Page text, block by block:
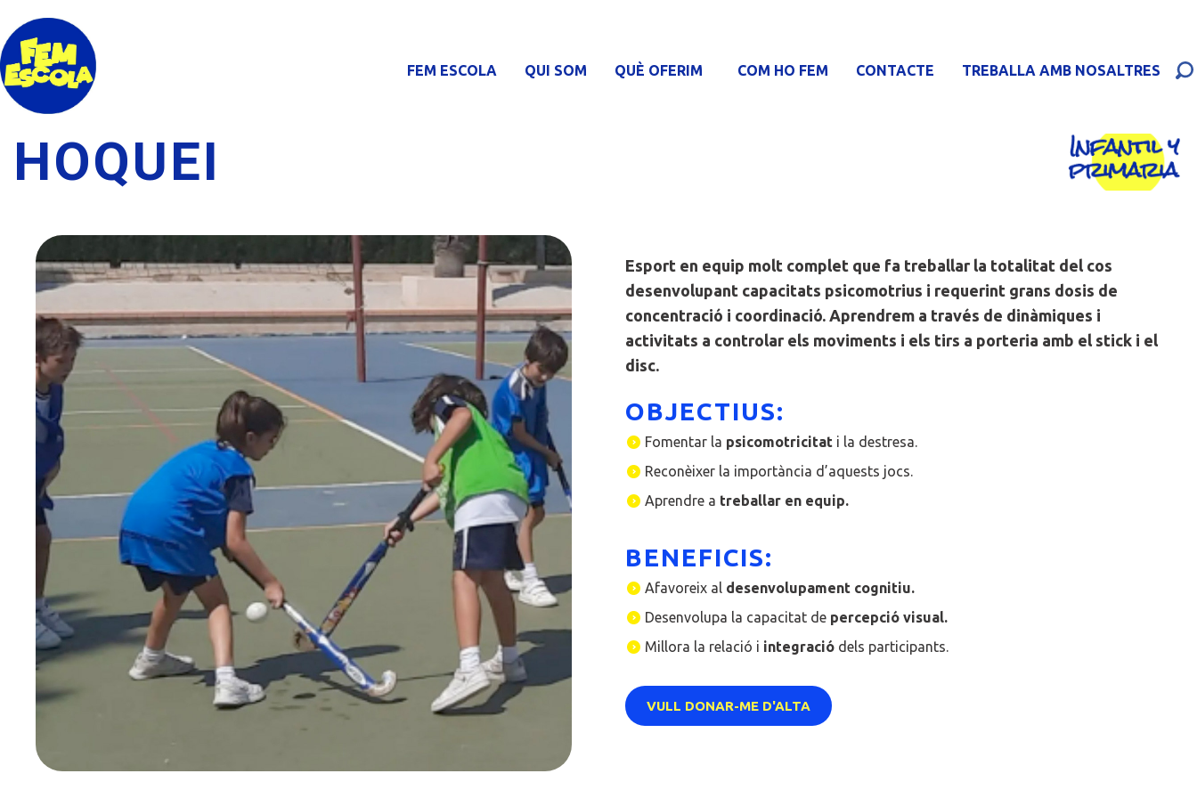
FEM ESCOLA QUI SOM QUÈ OFERIM COM HO FEM CONTACTE TREBALLA AMB NOSALTRES
HOQUEI
Esport en equip molt complet que fa treballar la totalitat del cos
desenvolupant capacitats psicomotrius i requerint grans dosis de
concentració i coordinació. Aprendrem a través de dinàmiques i
activitats a controlar els moviments i els tirs a porteria amb el stick i el
disc.
OBJECTIUS:
Fomentar la psicomotricitat i la destresa.
Reconèixer la importància d’aquests jocs.
Aprendre a treballar en equip.
BENEFICIS:
Afavoreix al desenvolupament cognitiu.
Desenvolupa la capacitat de percepció visual.
Millora la relació i integració dels participants.
VULL DONAR-ME D'ALTA